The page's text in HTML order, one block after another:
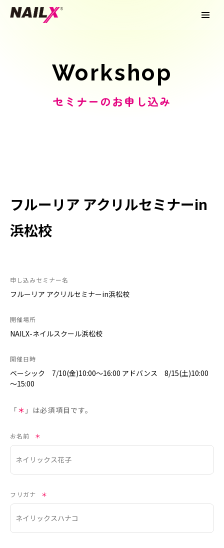
Workshop
セミナーのお申し込み
フルーリア アクリルセミナーin
浜松校
申し込みセミナー名
フルーリア アクリルセミナーin浜松校
開催場所
NAILX-ネイルスクール浜松校
開催日時
ベーシック 7/10(金)10:00～16:00 アドバンス 8/15(土)10:00
～15:00
「＊ 」は必須項目です。
お名前 ＊
フリガナ ＊